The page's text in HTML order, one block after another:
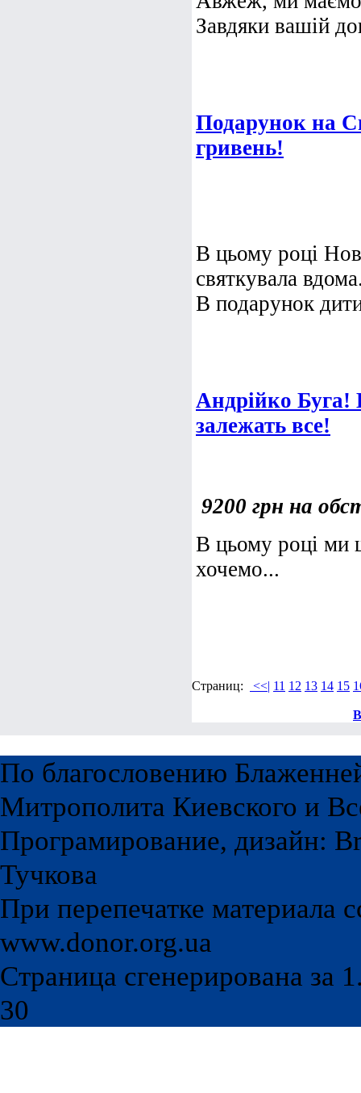
Завдяки вашій
Подарунок на
гривень!
В цьому році
святкувала
В подарунок
Андрійко Буга!
залежать все!
9200 грн на
В цьому році ми
хочемо...
Страниц: <<| 11 12 13 14 15
По благословению
Митрополита Киевского и
Програмирование, дизайн:
Тучкова
При перепечатке материала
www.donor.org.ua
Страница сгенерирована за
30